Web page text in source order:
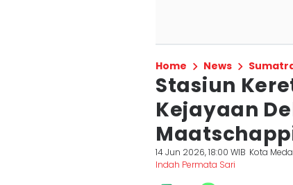
Home News
Stasiun
Kejayaan
14 Jun 2026, 18:00 WIB Kota
Indah Permata Sari